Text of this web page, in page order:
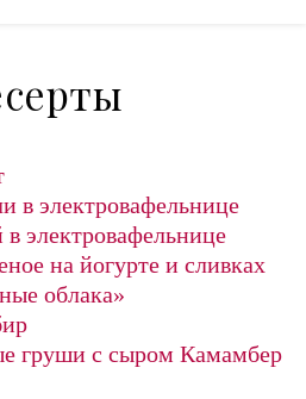
в электровафельнице
электровафельнице
на йогурте и сливках
облака»
груши с сыром Камамбер